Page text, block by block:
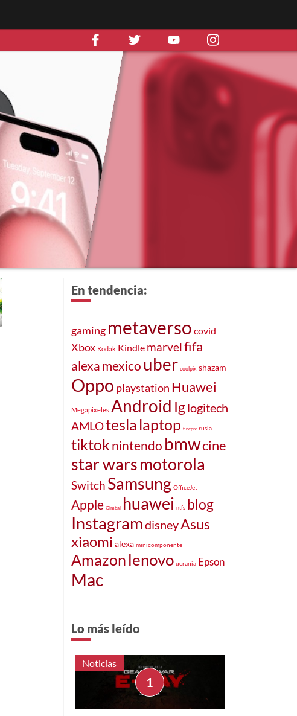
En tendencia:
gaming metaverso covid
Xbox Kodak Kindle marvelfifa
alexa mexico uber coolpix shazam
Oppo playstation Huawei
Megapixeles Android Iglogitech
AMLOtesla laptop finepix rusia
tiktoknintendo bmwcine
star warsmotorola
Switch Samsung OfficeJet
Apple Gimbal huawei ntfs blog
InstagramdisneyAsus
xiaomi alexa minicomponente
Amazon lenovo ucrania Epson
Mac
Lo más leído
Noticias